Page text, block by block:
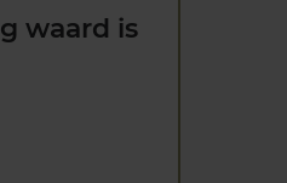
waard is